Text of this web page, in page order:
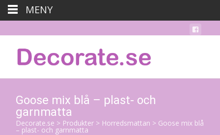
Goose mix blå – plast- och
garnmatta
Decorate.se > Produkter > Horredsmattan > Goose mix blå
– plast- och garnmatta
MENY